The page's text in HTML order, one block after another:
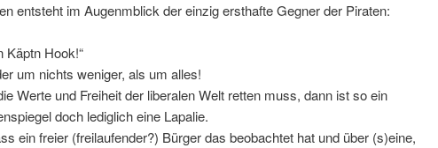
entsteht im Augenmblick der einzig ersthafte Gegner der Piraten:
Käptn Hook!“
um nichts weniger, als um alles!
Werte und Freiheit der liberalen Welt retten muss, dann ist so ein
doch lediglich eine Lapalie.
ein freier (freilaufender?) Bürger das beobachtet hat und über (s)eine,